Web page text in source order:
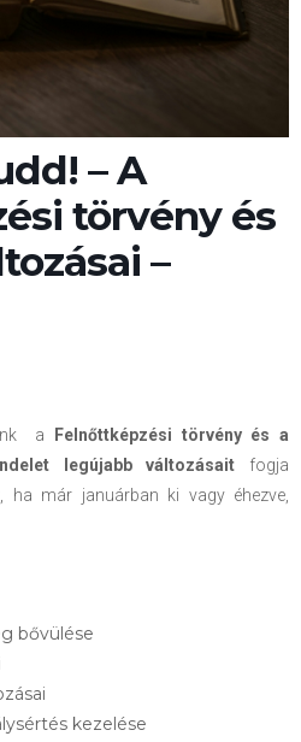
– A
törvény és
–
a
Felnőttképzési törvény és a
legújabb változásait fogja
ha már januárban ki vagy éhezve,
bővülése
kezelése